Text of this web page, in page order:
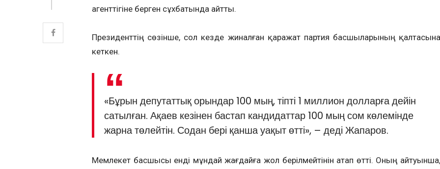
агенттігіне берген сұхбатында айтты.
Президенттің сөзінше, сол кезде жиналған қаражат партия басшыларының қалтасына
кеткен.
«Бұрын депутаттық орындар 100 мың, тіпті 1 миллион долларға дейін
сатылған. Ақаев кезінен бастап кандидаттар 100 мың сом көлемінде
жарна төлейтін. Содан бері қанша уақыт өтті», – деді Жапаров.
Мемлекет басшысы енді мұндай жағдайға жол берілмейтінін атап өтті. Оның айтуынша,